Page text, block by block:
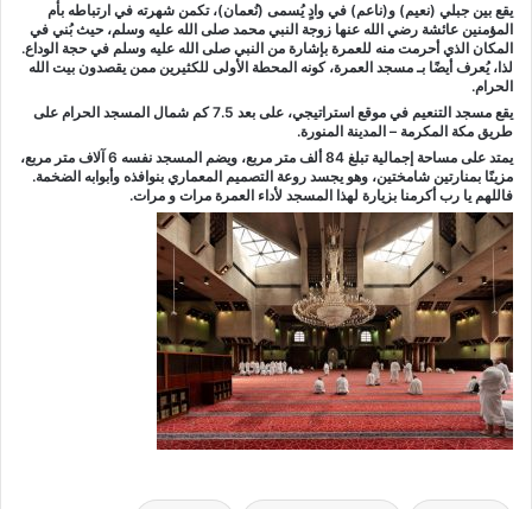
يقع بين جبلي (نعيم) و(ناعم) في وادٍ يُسمى (نُعمان)، تكمن شهرته في ارتباطه بأم
المؤمنين عائشة رضي الله عنها زوجة النبي محمد صلى الله عليه وسلم، حيث بُني في
المكان الذي أحرمت منه للعمرة بإشارة من النبي صلى الله عليه وسلم في حجة الوداع.
لذا، يُعرف أيضًا بـ مسجد العمرة، كونه المحطة الأولى للكثيرين ممن يقصدون بيت الله
الحرام.
يقع مسجد التنعيم في موقع استراتيجي، على بعد 7.5 كم شمال المسجد الحرام على
طريق مكة المكرمة – المدينة المنورة.
يمتد على مساحة إجمالية تبلغ 84 ألف متر مربع، ويضم المسجد نفسه 6 آلاف متر مربع،
مزينًا بمنارتين شامختين، وهو يجسد روعة التصميم المعماري بنوافذه وأبوابه الضخمة.
فاللهم يا رب أكرمنا بزيارة لهذا المسجد لأداء العمرة مرات و مرات.